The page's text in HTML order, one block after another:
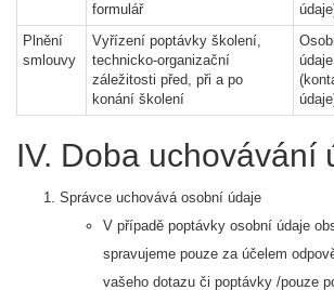
formulář
Plnění
smlouvy
Vyřízení poptávky školení,
technicko-organizační
záležitosti před, při a po
konání školení
IV. Doba uchovávání
Správce uchovává osobní údaje
V případě poptávky osobní údaje
spravujeme pouze za účelem
vašeho dotazu či poptávky /pouze